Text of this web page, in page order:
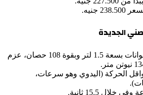
جنيه.
الجديدة
محرك من 4 اسطوانات بسعة 1.5 لتر وبقوة 108 حصان، عزم
الحركة (اليدوي وهو سرعات،